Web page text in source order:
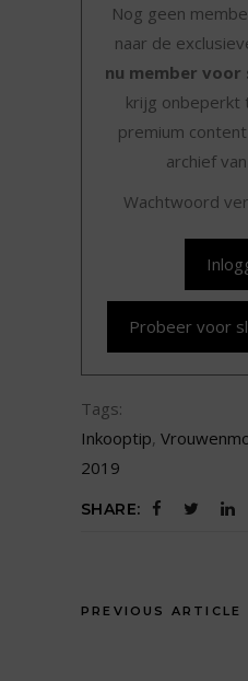
Nog geen
naar de
nu member voor
krijg onbeperkt
premium
archief
Wachtwoord
Probeer voor
Tags:
Inkooptip,
2019
SHARE:
PREVIOUS ARTICLE